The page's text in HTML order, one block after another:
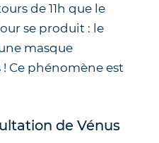
de 11h que le
se produit : le
masque
Ce phénomène est
de Vénus